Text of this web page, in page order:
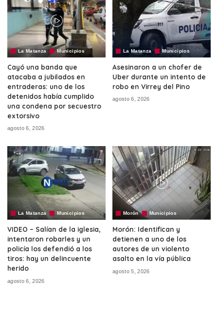
La Matanza Municipios
Cayó una banda que
atacaba a jubilados en
entraderas: uno de los
detenidos había cumplido
una condena por secuestro
extorsivo
agosto 6, 2026
La Matanza Municipios
Asesinaron a un chofer de
Uber durante un intento de
robo en Virrey del Pino
agosto 6, 2026
La Matanza Municipios
VIDEO – Salían de la iglesia,
intentaron robarles y un
policía los defendió a los
tiros: hay un delincuente
herido
agosto 6, 2026
Morón Municipios
Morón: Identifican y
detienen a uno de los
autores de un violento
asalto en la vía pública
agosto 5, 2026